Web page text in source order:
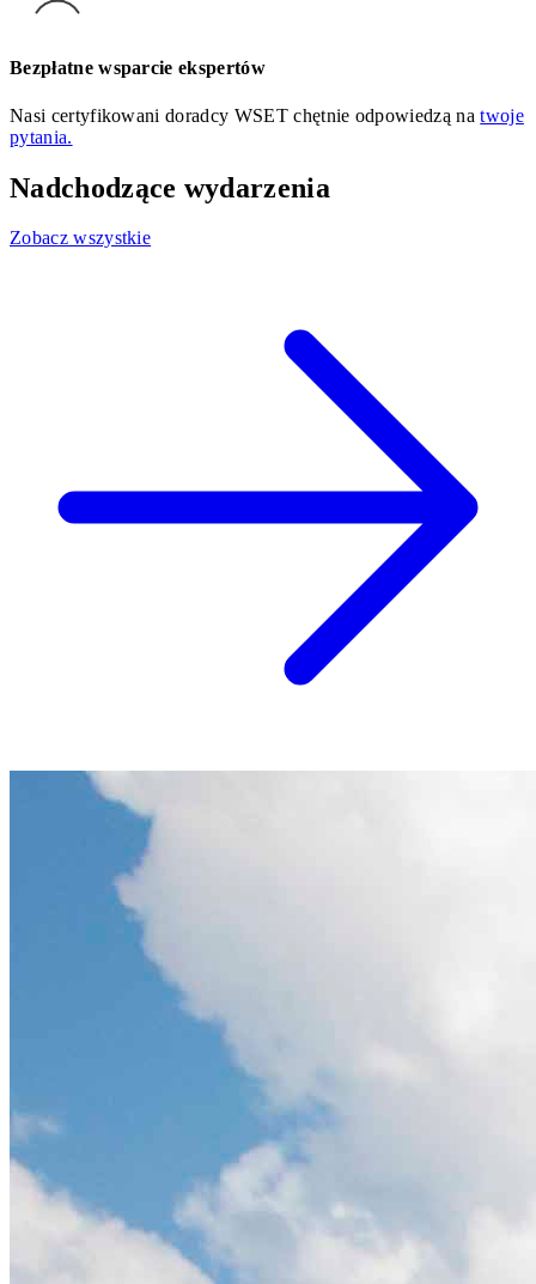
Bezpłatne wsparcie ekspertów
Nasi certyfikowani doradcy WSET chętnie odpowiedzą natwoje
pytania.
Nadchodzące wydarzenia
Zobacz wszystkie